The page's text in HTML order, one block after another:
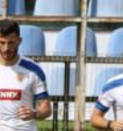
invitată să
elită la
Aproape 100